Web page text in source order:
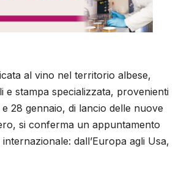
al vino nel territorio albese,
e stampa specializzata, provenienti
28 gennaio, di lancio delle nuove
si conferma un appuntamento
dall’Europa agli Usa,